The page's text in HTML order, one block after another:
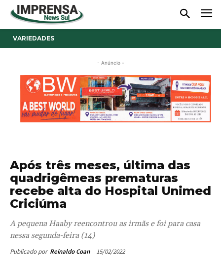
VARIEDADES
- Anúncio -
Após três meses, última das
quadrigêmeas prematuras
recebe alta do Hospital Unimed
Criciúma
A pequena Haaby reencontrou as irmãs e foi para casa
nessa segunda-feira (14)
Publicado por Reinaldo Coan 15/02/2022